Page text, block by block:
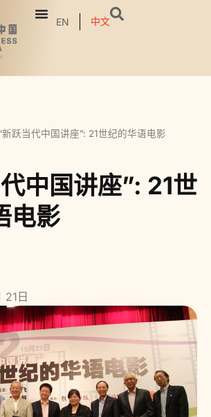
EN 中文
新跃当代中国讲座”: 21世纪的华语电影
中国讲座”: 21世
电影
21日